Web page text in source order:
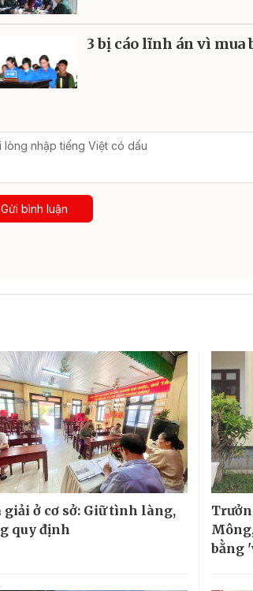
3 bị cáo lĩnh án vì mua
Gửi bình luận
giải ở cơ sở: Giữ tình làng,
quy định
bằng